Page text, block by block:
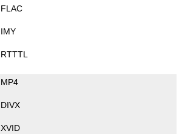
FLAC
IMY
RTTTL
MP4
DIVX
XVID